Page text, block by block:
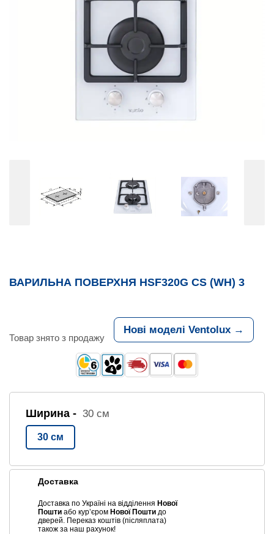
ВАРИЛЬНА ПОВЕРХНЯ HSF320G CS (WH) 3
Товар знято з продажу
Нові моделі Ventolux →
Ширина - 30 см
30 см
Доставка
Доставка по Україні на відділення Нової
Пошти або курʼєром Нової Пошти до
дверей. Переказ коштів (післяплата)
також за наш рахунок!